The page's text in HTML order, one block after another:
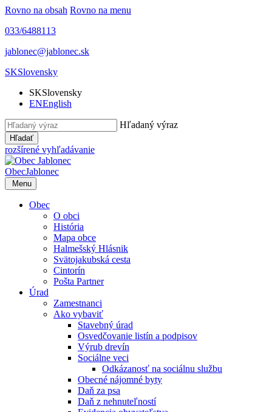
Rovno na obsah Rovno na menu
033/6488113
jablonec@jablonec.sk
SKSlovensky
SKSlovensky
ENEnglish
Hľadaný výraz
Hľadať
rozšírené vyhľadávanie
ObecJablonec
Menu
Obec
O obci
História
Mapa obce
Halmešský Hlásnik
Svätojakubská cesta
Cintorín
Pošta Partner
Úrad
Zamestnanci
Ako vybaviť
Stavebný úrad
Osvedčovanie listín a podpisov
Výrub drevín
Sociálne veci
Odkázanosť na sociálnu službu
Obecné nájomné byty
Daň za psa
Daň z nehnuteľností